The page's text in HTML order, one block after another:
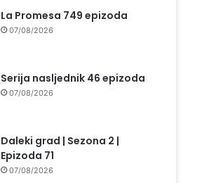
La Promesa 749 epizoda
07/08/2026
Serija nasljednik 46 epizoda
07/08/2026
Daleki grad | Sezona 2 |
Epizoda 71
07/08/2026